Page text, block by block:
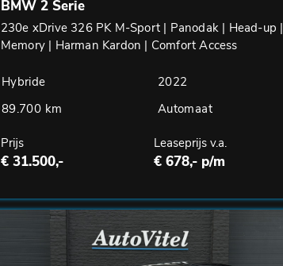
BMW 2 Serie
230e xDrive 326 PK M-Sport | Panodak | Head-up |
Memory | Harman Kardon | Comfort Access
Hybride
2022
89.700 km
Automaat
Prijs
€ 31.500,-
Leaseprijs v.a.
€ 678,- p/m